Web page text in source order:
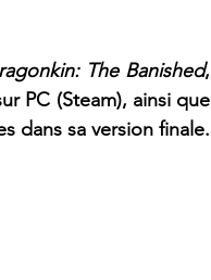
The Banished,
PC (Steam), ainsi que
dans sa version finale.